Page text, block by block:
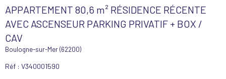
APPARTEMENT 80,6 m² RÉSIDENCE RÉCENTE
AVEC ASCENSEUR PARKING PRIVATIF + BOX /
CAV
Boulogne-sur-Mer (62200)
Réf : V340001590